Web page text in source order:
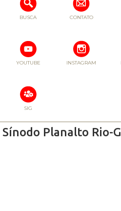
BUSCA CONTATO
YOUTUBE INSTAGRAM
SIG
Sínodo Planalto Rio-